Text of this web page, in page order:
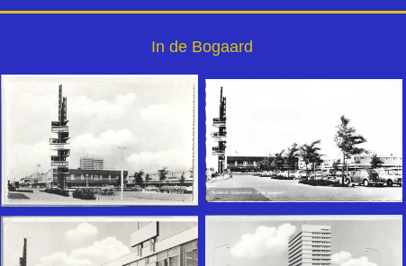
In de Bogaard